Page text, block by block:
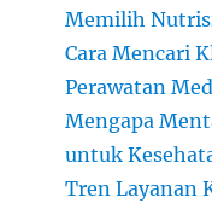
Memilih
Cara Mencari
Perawatan
Mengapa
untuk
Tren Layanan